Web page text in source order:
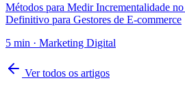
Métodos para Medir Incrementalidade
Definitivo para Gestores de E-commerce
5 min · Marketing Digital
Ver todos os artigos